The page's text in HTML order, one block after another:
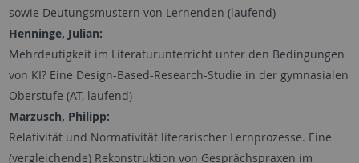
sowie Deutungsmustern von Lernenden (laufend)
Henninge, Julian:
Mehrdeutigkeit im Literaturunterricht unter den Bedingungen
von KI? Eine Design-Based-Research-Studie in der gymnasialen
Oberstufe (AT, laufend)
Marzusch, Philipp:
Relativität und Normativität literarischer Lernprozesse. Eine
(vergleichende) Rekonstruktion von Gesprächspraxen im